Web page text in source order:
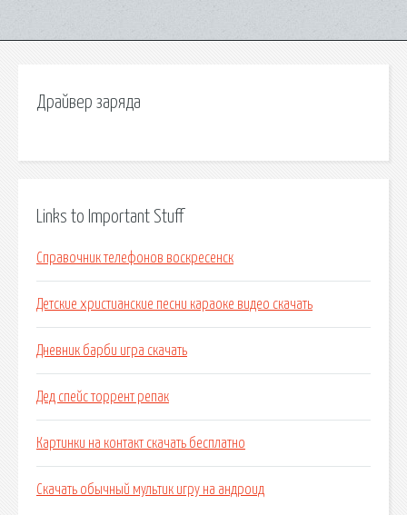
Драйвер заряда
Links to Important Stuff
Справочник телефонов воскресенск
Детские христианские песни караоке видео скачать
Дневник барби игра скачать
Дед спейс торрент репак
Картинки на контакт скачать бесплатно
Скачать обычный мультик игру на андроид